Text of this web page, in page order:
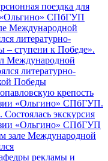
поездка для
СПбГУП
Международной
литературно-
Победы
Состоялась экскурсия
«Ольгино» СПбГУП